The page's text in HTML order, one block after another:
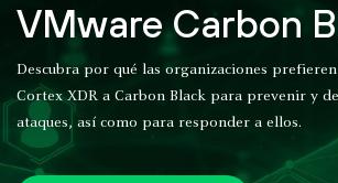
VMware Carbon
Descubra por qué las organizaciones prefieren
Cortex XDR a Carbon Black para prevenir y
ataques, así como para responder a ellos.